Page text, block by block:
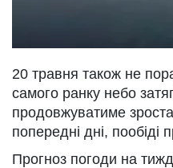
20 травня також не
самого ранку небо
продовжуватиме
попередні дні, пообіді
Прогноз погоди на